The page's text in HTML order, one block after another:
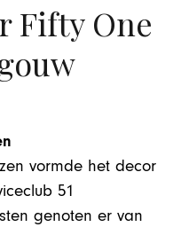
Fifty One
vormde het decor
51
genoten er van